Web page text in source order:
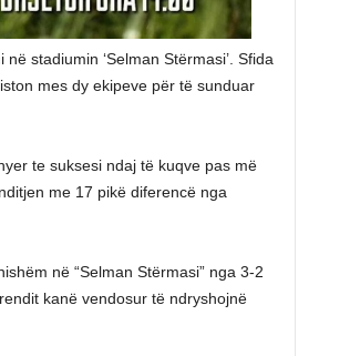
stadiumin ‘Selman Stërmasi’. Sfida
mes dy ekipeve për të sunduar
te suksesi ndaj të kuqve pas më
me 17 pikë diferencë nga
në “Selman Stërmasi” nga 3-2
kanë vendosur të ndryshojnë